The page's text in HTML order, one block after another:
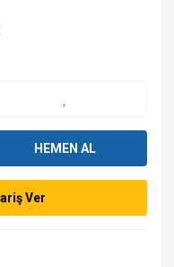
HEMEN AL
Ver